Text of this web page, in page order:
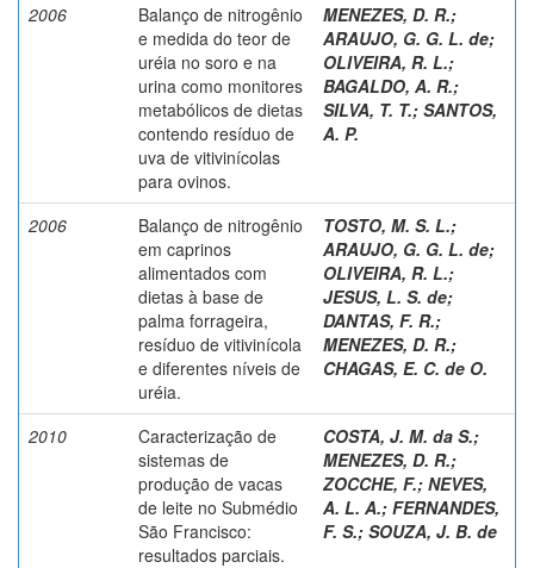
2006
Balanço de nitrogênio
e medida do teor de
uréia no soro e na
urina como monitores
metabólicos de dietas
contendo resíduo de
uva de vitivinícolas
para ovinos.
MENEZES, D. R.;
ARAUJO, G. G. L. de;
OLIVEIRA, R. L.;
BAGALDO, A. R.;
SILVA, T. T.; SANTOS,
A. P.
2006
Balanço de nitrogênio
em caprinos
alimentados com
dietas à base de
palma forrageira,
resíduo de vitivinícola
e diferentes níveis de
uréia.
TOSTO, M. S. L.;
ARAUJO, G. G. L. de;
OLIVEIRA, R. L.;
JESUS, L. S. de;
DANTAS, F. R.;
MENEZES, D. R.;
CHAGAS, E. C. de O.
2010
Caracterização de
sistemas de
produção de vacas
de leite no Submédio
São Francisco:
resultados parciais.
COSTA, J. M. da S.;
MENEZES, D. R.;
ZOCCHE, F.; NEVES,
A. L. A.; FERNANDES,
F. S.; SOUZA, J. B. de